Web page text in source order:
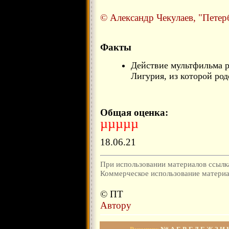
© Александр Чекулаев,
Факты
Действие мультфильма
Лигурия, из которой
Общая оценка:
µµµµµ
18.06.21
При использовании материалов
Коммерческое использование
© ПТ
Автору